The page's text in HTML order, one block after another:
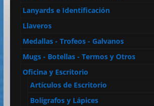
Lanyards e Identificación
Llaveros
Medallas - Trofeos - Galvanos
Mugs - Botellas - Termos y Otros
Oficina y Escritorio
Artículos de Escritorio
Bolígrafos y Lápices